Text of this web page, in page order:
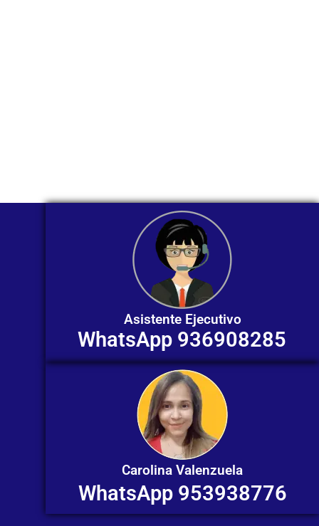
Asistente Ejecutivo
WhatsApp 936908285
Carolina Valenzuela
WhatsApp 953938776